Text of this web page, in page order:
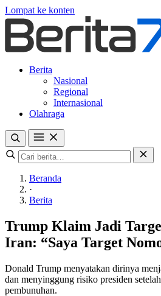
Lompat ke konten
Berita
Nasional
Regional
Internasional
Olahraga
Beranda
·
Berita
Trump Klaim Jadi
Iran: “Saya Target
Donald Trump menyatakan dirinya
dan menyinggung risiko presiden
pembunuhan.